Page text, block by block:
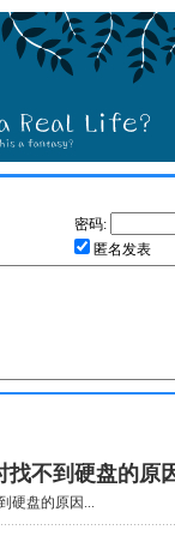
密码:
匿名发表
找不到硬盘的原
硬盘的原因...